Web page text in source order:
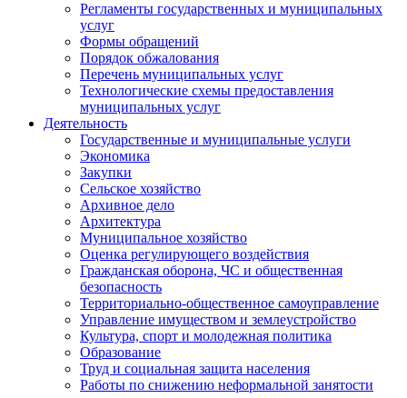
Регламенты государственных и муниципальных
услуг
Формы обращений
Порядок обжалования
Перечень муниципальных услуг
Технологические схемы предоставления
муниципальных услуг
Деятельность
Государственные и муниципальные услуги
Экономика
Закупки
Сельское хозяйство
Архивное дело
Архитектура
Муниципальное хозяйство
Оценка регулирующего воздействия
Гражданская оборона, ЧС и общественная
безопасность
Территориально-общественное самоуправление
Управление имуществом и землеустройство
Культура, спорт и молодежная политика
Образование
Труд и социальная защита населения
Работы по снижению неформальной занятости